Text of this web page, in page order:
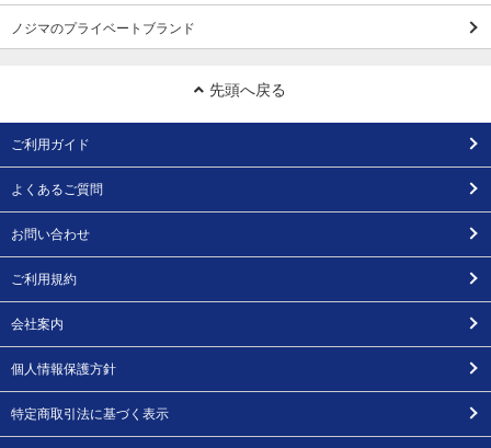
ノジマのプライベートブランド
先頭へ戻る
ご利用ガイド
よくあるご質問
お問い合わせ
ご利用規約
会社案内
個人情報保護方針
特定商取引法に基づく表示